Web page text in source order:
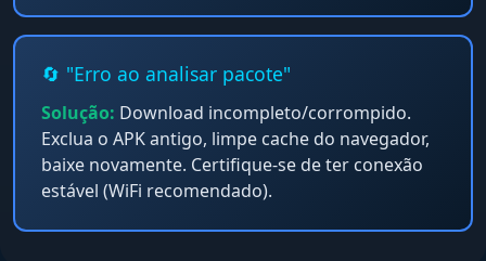
🔄 "Erro ao analisar pacote"
Solução: Download incompleto/corrompido.
Exclua o APK antigo, limpe cache do navegador,
baixe novamente. Certifique-se de ter conexão
estável (WiFi recomendado).